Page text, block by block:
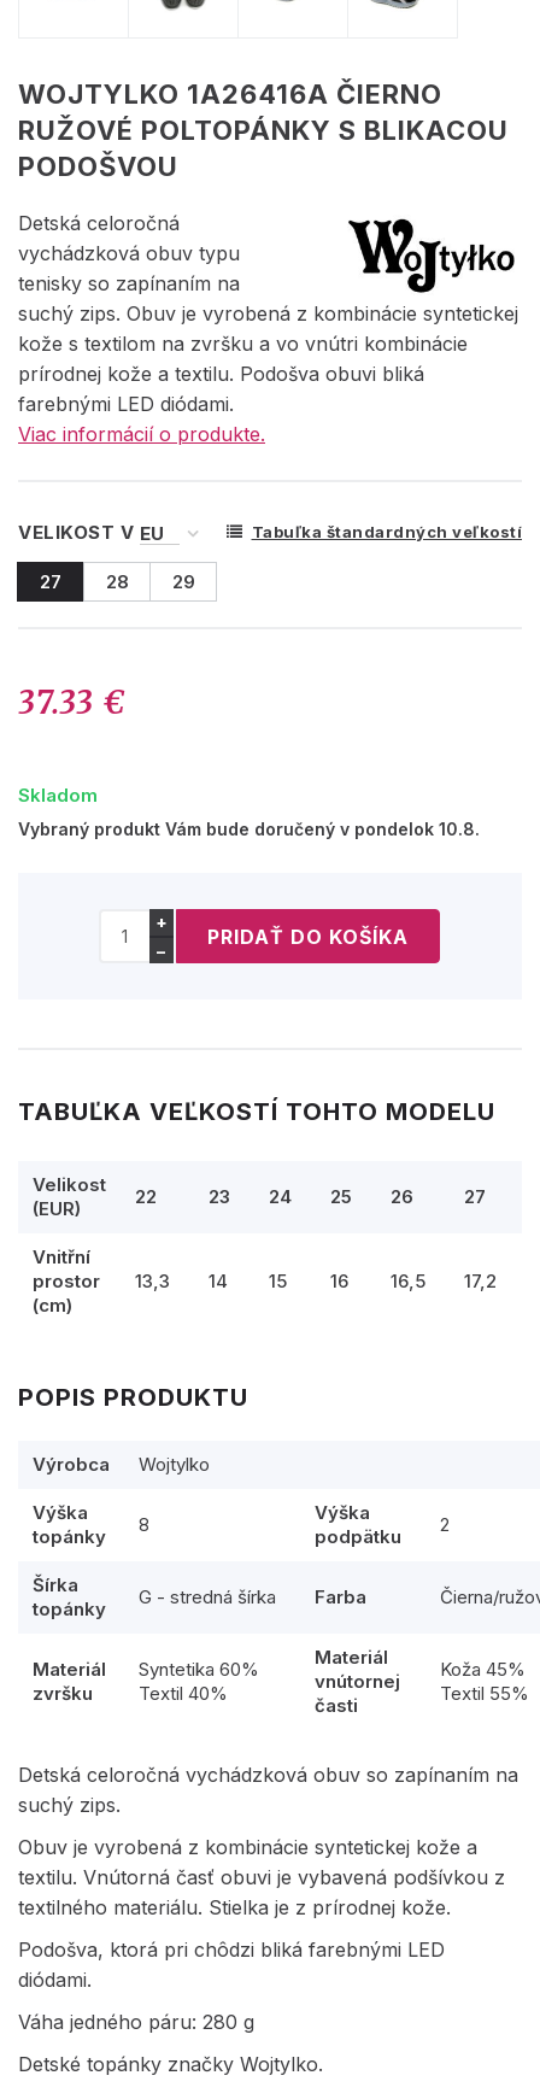
WOJTYLKO 1A26416A ČIERNO
RUŽOVÉ POLTOPÁNKY S BLIKACOU
PODOŠVOU
Detská celoročná
vychádzková obuv typu
tenisky so zapínaním na
suchý zips. Obuv je vyrobená z kombinácie syntetickej
kože s textilom na zvršku a vo vnútri kombinácie
prírodnej kože a textilu. Podošva obuvi bliká
farebnými LED diódami.
Viac informácií o produkte.
VELIKOST V Tabuľka štandardných veľkostí
27 28 29
37.33 €
Skladom
Vybraný produkt Vám bude doručený v pondelok 10.8.
+
−
TABUĽKA VEĽKOSTÍ TOHTO MODELU
Velikost
(EUR)
22 23 24 25 26 27
Vnitřní
prostor
(cm)
13,3 14 15 16 16,5 17,2
POPIS PRODUKTU
Výrobca Wojtylko
Výška
topánky
8
Výška
podpätku
2
Šírka
topánky
G - stredná šírka Farba Čierna/
Materiál
zvršku
Syntetika 60%
Textil 40%
Materiál
vnútornej
časti
Koža 45%
Textil 55%
Detská celoročná vychádzková obuv so zapínaním na
suchý zips.
Obuv je vyrobená z kombinácie syntetickej kože a
textilu. Vnútorná časť obuvi je vybavená podšívkou z
textilného materiálu. Stielka je z prírodnej kože.
Podošva, ktorá pri chôdzi bliká farebnými LED
diódami.
Váha jedného páru: 280 g
Detské topánky značky Wojtylko.